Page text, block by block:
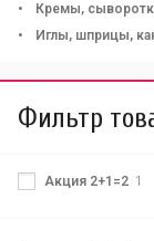
Кремы,
Иглы, шприцы,
Фильтр
Акция 2+1=2 1